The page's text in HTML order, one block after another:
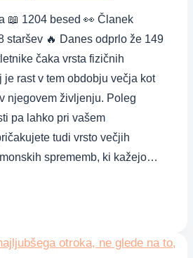
📖 1204 besed 👀 Članek
staršev 🔥 Danes odprlo že 149
čaka vrsta fizičnih
je rast v tem obdobju večja kot
njegovem življenju. Poleg
pa lahko pri vašem
tudi vrsto večjih
sprememb, ki kažejo…